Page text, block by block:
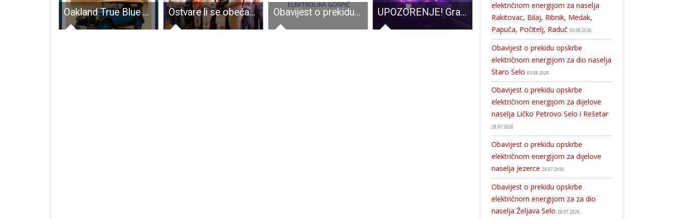
Oakland True Blue Six slavi svoj 100. rođendan u Otočcu Ostvare li se obećanja Darka Milinovića, mladima Hrvatska postaje “raj na zemlji” Obavijest o prekidu opskrbe električnom energijom za dio naselja Melnice i Vratnik UPOZORENJE! Građani zaprimaju pozive u kojima se napadač predstavlja kao policija Prelet VBA Rafale iznad cjelokupnog teritorija Republike Hrvatske
električnom energijom za naselja
Rakitovac, Bilaj, Ribnik, Medak,
Papuča, Počitelj, Raduč 03.08.2026
Obavijest o prekidu opskrbe
električnom energijom za dio naselja
Staro Selo 03.08.2026
Obavijest o prekidu opskrbe
električnom energijom za dijelove
naselja Ličko Petrovo Selo i Rešetar
28.07.2026
Obavijest o prekidu opskrbe
električnom energijom za dijelove
naselja Jezerce 28.07.2026
Obavijest o prekidu opskrbe
električnom energijom za za dio
naselja Željava Selo 28.07.2026